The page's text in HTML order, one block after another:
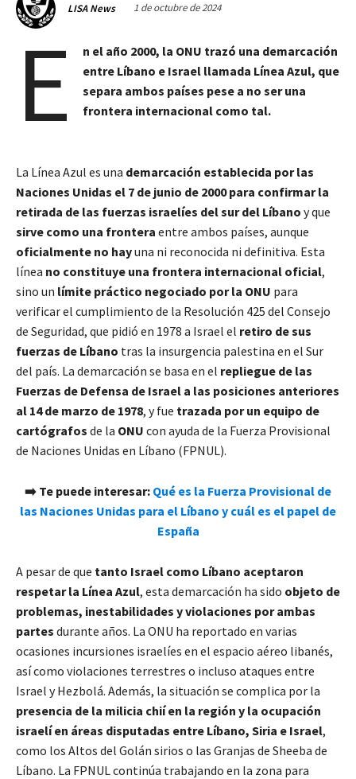
LISA News 1 de octubre de 2024
E
n el año 2000, la ONU trazó una demarcación
entre Líbano e Israel llamada Línea Azul, que
separa ambos países pese a no ser una
frontera internacional como tal.
La Línea Azul es una demarcación establecida por las
Naciones Unidas el 7 de junio de 2000 para confirmar la
retirada de las fuerzas israelíes del sur del Líbano y que
sirve como una frontera entre ambos países, aunque
oficialmente no hayuna ni reconocida ni definitiva. Esta
línea no constituye una frontera internacional oficial,
sino un límite práctico negociado por la ONU para
verificar el cumplimiento de la Resolución 425 del Consejo
de Seguridad, que pidió en 1978 a Israel el retiro de sus
fuerzas de Líbano tras la insurgencia palestina en el Sur
del país. La demarcación se basa en el repliegue de las
Fuerzas de Defensa de Israel a las posiciones anteriores
al 14 de marzo de 1978, y fue trazada por un equipo de
cartógrafos de la ONU con ayuda de la Fuerza Provisional
de Naciones Unidas en Líbano (FPNUL).
➡️ Te puede interesar: Qué es la Fuerza Provisional de
las Naciones Unidas para el Líbano y cuál es el papel de
España
A pesar de que tanto Israel como Líbano aceptaron
respetar la Línea Azul, esta demarcación ha sido objeto de
problemas, inestabilidades y violaciones por ambas
partes durante años. La ONU ha reportado en varias
ocasiones incursiones israelíes en el espacio aéreo libanés,
así como violaciones terrestres o incluso ataques entre
Israel y Hezbolá. Además, la situación se complica por la
presencia de la milicia chií en la región y la ocupación
israelí en áreas disputadas entre Líbano, Siria e Israel,
como los Altos del Golán sirios o las Granjas de Sheeba de
Líbano. La FPNUL continúa trabajando en la zona para